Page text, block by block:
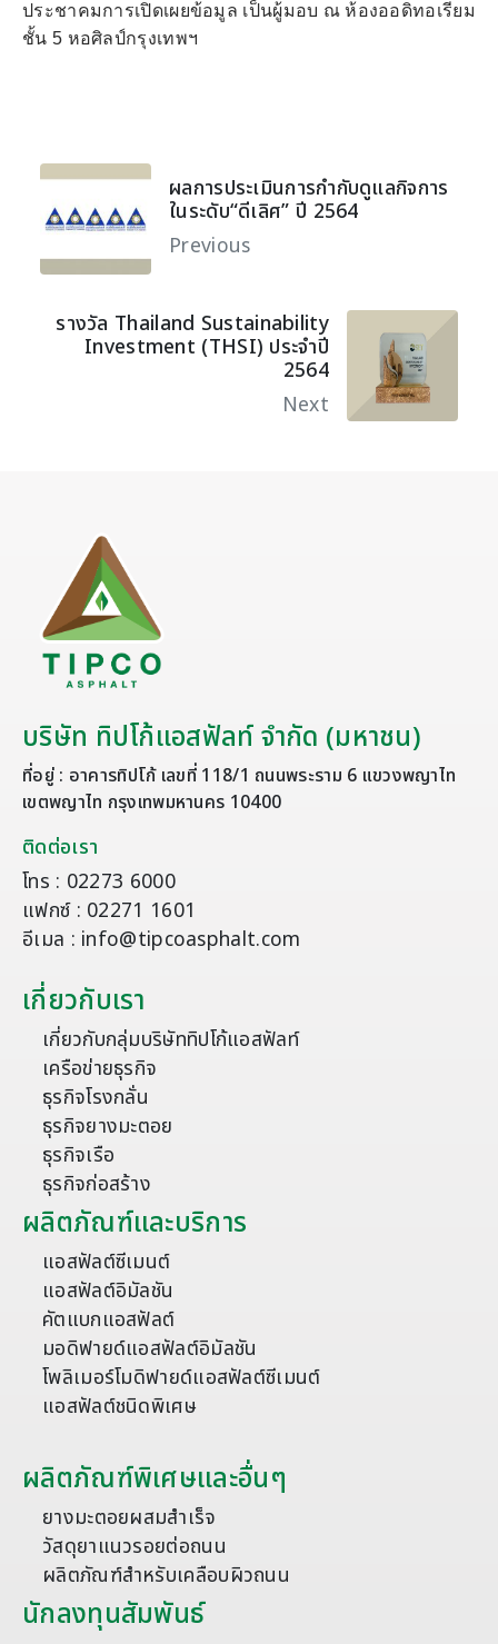
ประชาคมการเปิดเผยข้อมูล เป็นผู้มอบ ​​​​​​​ณ ห้องออดิทอเรียม
ชั้น 5 หอศิลป์กรุงเทพฯ
ผลการประเมินการกำกับดูแลกิจการ
ในระดับ“ดีเลิศ” ปี 2564
Previous
รางวัล Thailand Sustainability
Investment (THSI) ประจำปี
2564
Next
บริษัท ทิปโก้แอสฟัลท์ จำกัด (มหาชน)
ที่อยู่ : อาคารทิปโก้ เลขที่ 118/1 ถนนพระราม 6 แขวงพญาไท
เขตพญาไท กรุงเทพมหานคร 10400
ติดต่อเรา
โทร : 02273 6000
แฟกซ์ : 02271 1601
อีเมล : info@tipcoasphalt.com
เกี่ยวกับเรา
เกี่ยวกับกลุ่มบริษัททิปโก้แอสฟัลท์
เครือข่ายธุรกิจ
ธุรกิจโรงกลั่น
ธุรกิจยางมะตอย
ธุรกิจเรือ
ธุรกิจก่อสร้าง
ผลิตภัณฑ์และบริการ
แอสฟัลต์ซีเมนต์
แอสฟัลต์อิมัลชัน
คัตแบกแอสฟัลต์
มอดิฟายด์แอสฟัลต์อิมัลชัน
โพลิเมอร์โมดิฟายด์แอสฟัลต์ซีเมนต์
แอสฟัลต์ชนิดพิเศษ
ผลิตภัณฑ์พิเศษและอื่นๆ
ยางมะตอยผสมสำเร็จ
วัสดุยาแนวรอยต่อถนน
ผลิตภัณฑ์สำหรับเคลือบผิวถนน
นักลงทุนสัมพันธ์